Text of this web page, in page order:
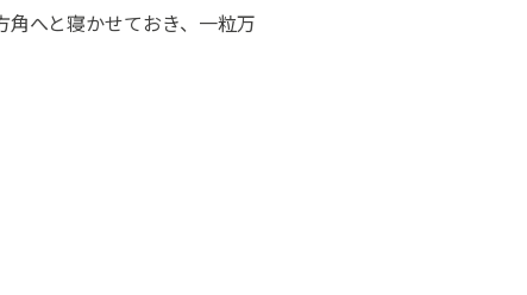
へと寝かせておき、一粒万